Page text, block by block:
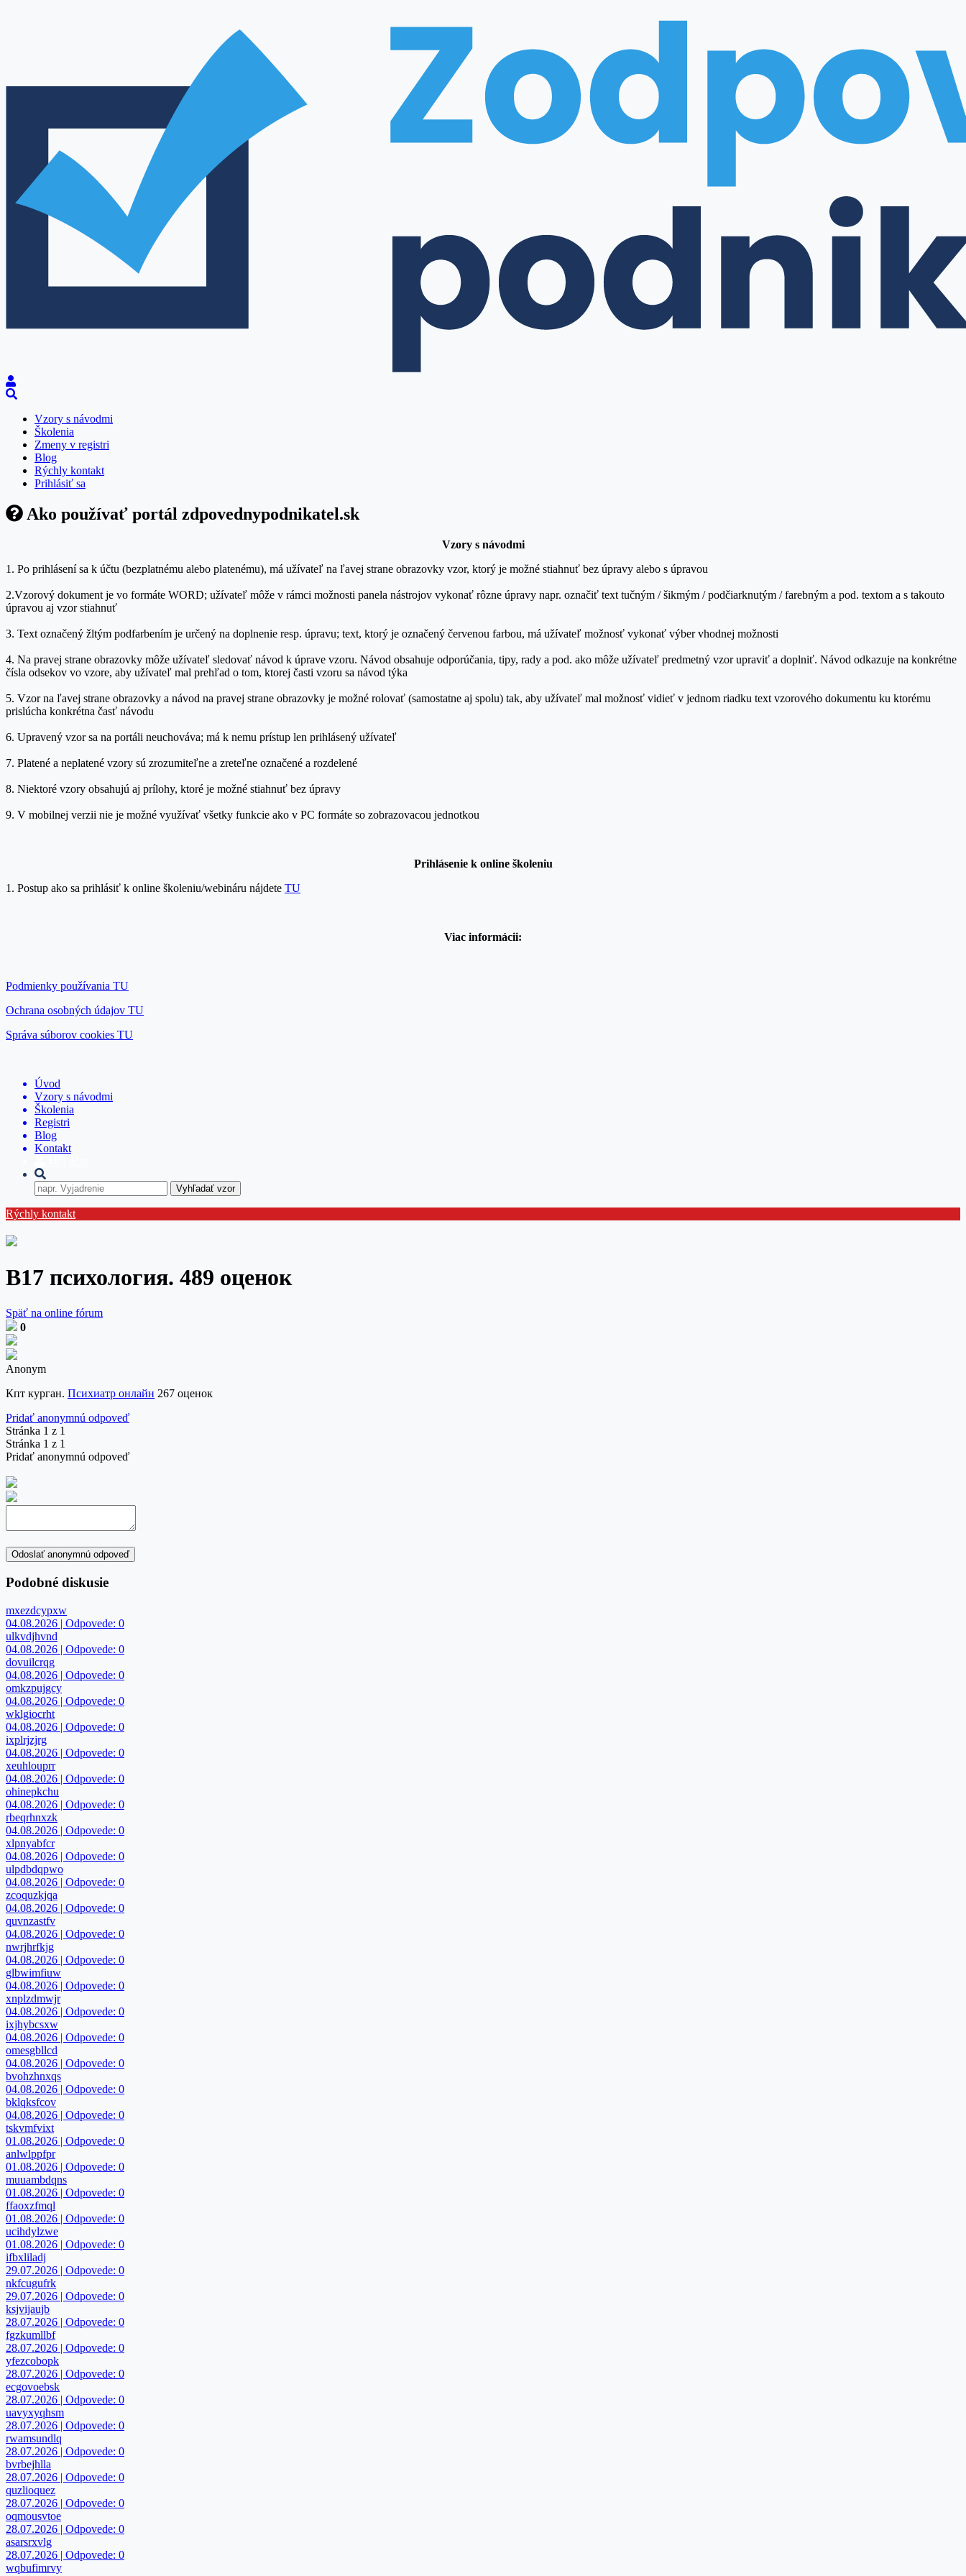
Vzory s návodmi
Školenia
Zmeny v registri
Blog
Rýchly kontakt
Prihlásiť sa
Ako používať portál zdpovednypodnikatel.sk
Vzory s návodmi
1. Po prihlásení sa k účtu (bezplatnému alebo platenému), má užívateľ na ľavej strane obrazovky vzor, ktorý je možné stiahnuť bez úpravy alebo s úpravou
2.Vzorový dokument je vo formáte WORD; užívateľ môže v rámci možnosti panela nástrojov vykonať rôzne úpravy napr. označiť text tučným / šikmým / podčiarknutým / farebným a pod. textom a s takouto
úpravou aj vzor stiahnuť
3. Text označený žltým podfarbením je určený na doplnenie resp. úpravu; text, ktorý je označený červenou farbou, má užívateľ možnosť vykonať výber vhodnej možnosti
4. Na pravej strane obrazovky môže užívateľ sledovať návod k úprave vzoru. Návod obsahuje odporúčania, tipy, rady a pod. ako môže užívateľ predmetný vzor upraviť a doplniť. Návod odkazuje na konkrétne
čísla odsekov vo vzore, aby užívateľ mal prehľad o tom, ktorej časti vzoru sa návod týka
5. Vzor na ľavej strane obrazovky a návod na pravej strane obrazovky je možné rolovať (samostatne aj spolu) tak, aby užívateľ mal možnosť vidieť v jednom riadku text vzorového dokumentu ku ktorému
prislúcha konkrétna časť návodu
6. Upravený vzor sa na portáli neuchováva; má k nemu prístup len prihlásený užívateľ
7. Platené a neplatené vzory sú zrozumiteľne a zreteľne označené a rozdelené
8. Niektoré vzory obsahujú aj prílohy, ktoré je možné stiahnuť bez úpravy
9. V mobilnej verzii nie je možné využívať všetky funkcie ako v PC formáte so zobrazovacou jednotkou
Prihlásenie k online školeniu
1. Postup ako sa prihlásiť k online školeniu/webináru nájdete TU
Viac informácii:
Podmienky používania TU
Ochrana osobných údajov TU
Správa súborov cookies TU
Úvod
Vzory s návodmi
Školenia
Registri
Blog
Kontakt
Vyhľadať vzor
Rýchly kontakt
В17 психология. 489 оценок
Späť na online fórum
0
Anonym
Кпт курган. Психиатр онлайн 267 оценок
Pridať anonymnú odpoveď
Stránka 1 z 1
Stránka 1 z 1
Pridať anonymnú odpoveď
Odoslať anonymnú odpoveď
Podobné diskusie
mxezdcypxw
04.08.2026 | Odpovede: 0
ulkvdjhvnd
04.08.2026 | Odpovede: 0
dovuilcrqg
04.08.2026 | Odpovede: 0
omkzpujgcy
04.08.2026 | Odpovede: 0
wklgiocrht
04.08.2026 | Odpovede: 0
ixplrjzjrg
04.08.2026 | Odpovede: 0
xeuhlouprr
04.08.2026 | Odpovede: 0
ohinepkchu
04.08.2026 | Odpovede: 0
rbeqrhnxzk
04.08.2026 | Odpovede: 0
xlpnyabfcr
04.08.2026 | Odpovede: 0
ulpdbdqpwo
04.08.2026 | Odpovede: 0
zcoquzkjqa
04.08.2026 | Odpovede: 0
quvnzastfv
04.08.2026 | Odpovede: 0
nwrjhrfkjg
04.08.2026 | Odpovede: 0
glbwimfiuw
04.08.2026 | Odpovede: 0
xnplzdmwjr
04.08.2026 | Odpovede: 0
ixjhybcsxw
04.08.2026 | Odpovede: 0
omesgbllcd
04.08.2026 | Odpovede: 0
bvohzhnxqs
04.08.2026 | Odpovede: 0
bklqksfcov
04.08.2026 | Odpovede: 0
tskvmfvixt
01.08.2026 | Odpovede: 0
anlwlppfpr
01.08.2026 | Odpovede: 0
muuambdqns
01.08.2026 | Odpovede: 0
ffaoxzfmql
01.08.2026 | Odpovede: 0
ucihdylzwe
01.08.2026 | Odpovede: 0
ifbxliladj
29.07.2026 | Odpovede: 0
nkfcugufrk
29.07.2026 | Odpovede: 0
ksjvijaujb
28.07.2026 | Odpovede: 0
fgzkumllbf
28.07.2026 | Odpovede: 0
yfezcobopk
28.07.2026 | Odpovede: 0
ecgovoebsk
28.07.2026 | Odpovede: 0
uavyxyqhsm
28.07.2026 | Odpovede: 0
rwamsundlq
28.07.2026 | Odpovede: 0
bvrbejhlla
28.07.2026 | Odpovede: 0
quzlioquez
28.07.2026 | Odpovede: 0
oqmousvtoe
28.07.2026 | Odpovede: 0
asarsrxvlg
28.07.2026 | Odpovede: 0
wqbufimrvy